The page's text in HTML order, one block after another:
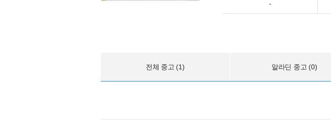
-
전체 중고 (1) 알라딘 중고 (0)